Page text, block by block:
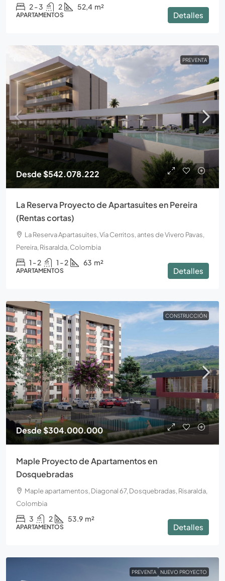
2 - 3 2 52,4 m²
APARTAMENTOS Detalles
PREVENTA
Desde$542.078.222
La Reserva Proyecto de Apartasuites en Pereira
(Rentas cortas)
La Reserva Apartasuites, Vía Cerritos, antes de Vivero Pavas,
Pereira, Risaralda, Colombia
1 - 2 1 - 2 63 m²
APARTAMENTOS Detalles
CONSTRUCCIÓN
Desde$304.000.000
Maple Proyecto de Apartamentos en
Dosquebradas
Maple apartamentos, Diagonal 67, Dosquebradas, Risaralda,
Colombia
3 2 53.9 m²
APARTAMENTOS Detalles
PREVENTA NUEVO PROYECTO